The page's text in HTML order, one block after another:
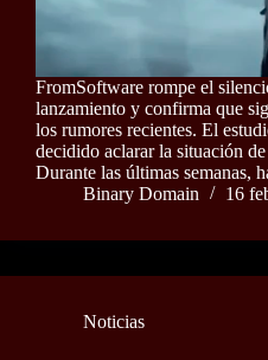
FromSoftware rompe el
lanzamiento y confirma que
los rumores recientes. El
decidido aclarar la situación
Durante las últimas semanas,
Binary Domain
16
Noticias